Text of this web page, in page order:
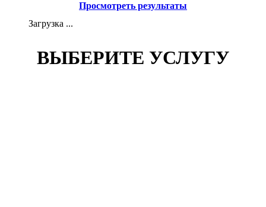
Просмотреть результаты
Загрузка ...
ВЫБЕРИТЕ УСЛУГУ